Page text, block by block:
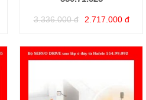
3.336.000 đ 2.717.000 đ